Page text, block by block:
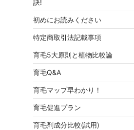
訣!
初めにお読みください
特定商取引法記載事項
育毛5大原則と植物比較論
育毛Q&A
育毛マップ早わかり！
育毛促進プラン
育毛剤成分比較(試用)